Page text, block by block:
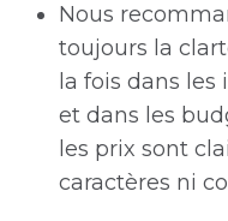
Nous
toujours la
la fois dans
et dans les
les prix sont
caractères ni